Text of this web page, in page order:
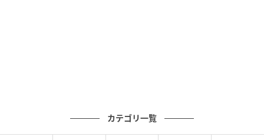
カテゴリ一覧